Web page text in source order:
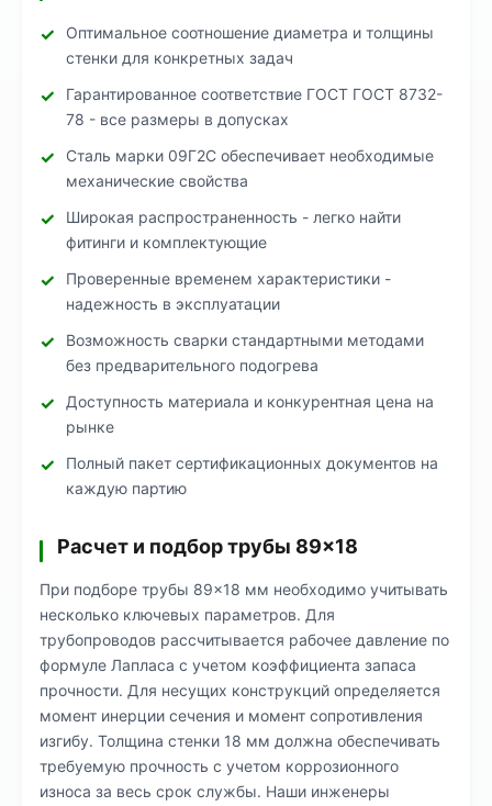
Оптимальное соотношение диаметра и толщины
стенки для конкретных задач
Гарантированное соответствие ГОСТ ГОСТ 8732-
78 - все размеры в допусках
Сталь марки 09Г2С обеспечивает необходимые
механические свойства
Широкая распространенность - легко найти
фитинги и комплектующие
Проверенные временем характеристики -
надежность в эксплуатации
Возможность сварки стандартными методами
без предварительного подогрева
Доступность материала и конкурентная цена на
рынке
Полный пакет сертификационных документов на
каждую партию
Расчет и подбор трубы 89×18
При подборе трубы 89×18 мм необходимо учитывать
несколько ключевых параметров. Для
трубопроводов рассчитывается рабочее давление по
формуле Лапласа с учетом коэффициента запаса
прочности. Для несущих конструкций определяется
момент инерции сечения и момент сопротивления
изгибу. Толщина стенки 18 мм должна обеспечивать
требуемую прочность с учетом коррозионного
износа за весь срок службы. Наши инженеры